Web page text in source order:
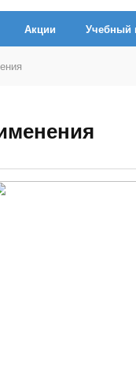
Акции Учебный